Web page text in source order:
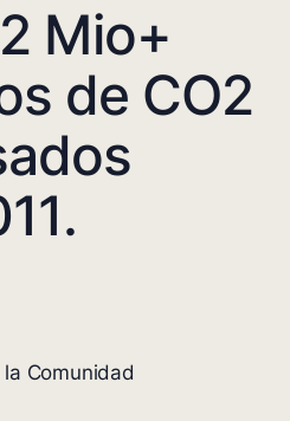
Mio+
de CO2
Comunidad